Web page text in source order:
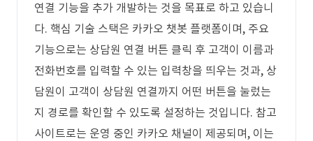
연결 기능을 추가 개발하는 것을 목표로 하고 있습니
다. 핵심 기술 스택은 카카오 챗봇 플랫폼이며, 주요
기능으로는 상담원 연결 버튼 클릭 후 고객이 이름과
전화번호를 입력할 수 있는 입력창을 띄우는 것과, 상
담원이 고객이 상담원 연결까지 어떤 버튼을 눌렀는
지 경로를 확인할 수 있도록 설정하는 것입니다. 참고
사이트로는 운영 중인 카카오 채널이 제공되며, 이는